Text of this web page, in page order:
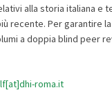
alla storia italiana e
recente. Per garantire
a doppia blind peer
roma.it